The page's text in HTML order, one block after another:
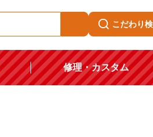
こだわり
修理・カスタム